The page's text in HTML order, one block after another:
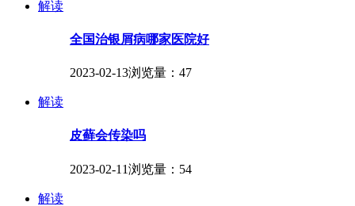
解读
全国治银屑病哪家医院好
2023-02-13浏览量：47
解读
皮藓会传染吗
2023-02-11浏览量：54
解读